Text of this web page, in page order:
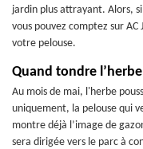
jardin plus attrayant. Alors, si
vous pouvez comptez sur
votre pelouse.
Quand tondre
Au mois de mai, l'herbe
uniquement, la pelouse qui
montre déjà l’image de
sera dirigée vers le parc à